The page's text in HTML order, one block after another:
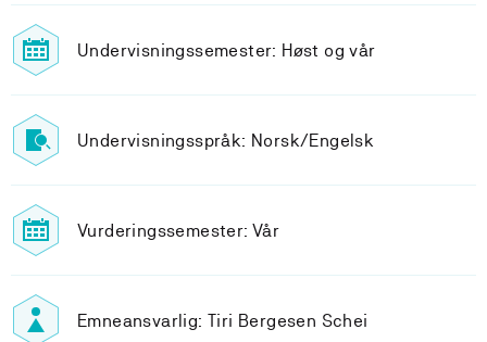
Undervisningssemester: Høst og vår
Undervisningsspråk: Norsk/Engelsk
Vurderingssemester: Vår
Emneansvarlig: Tiri Bergesen Schei